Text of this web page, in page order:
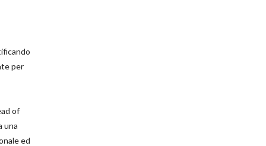
per
of
una
ed